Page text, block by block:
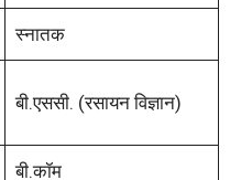
स्नातक
बी.एससी. (रसायन विज्ञान)
बी.कॉम